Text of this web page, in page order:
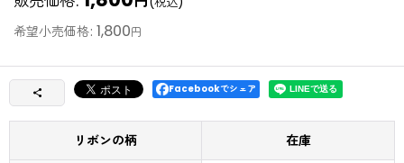
希望小売価格: 1,800円
Facebookでシェア
リボンの柄 在庫